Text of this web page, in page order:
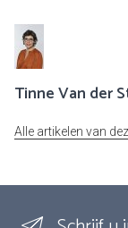
Tinne Van der
Alle artikelen van